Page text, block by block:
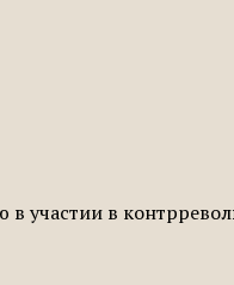
участии в